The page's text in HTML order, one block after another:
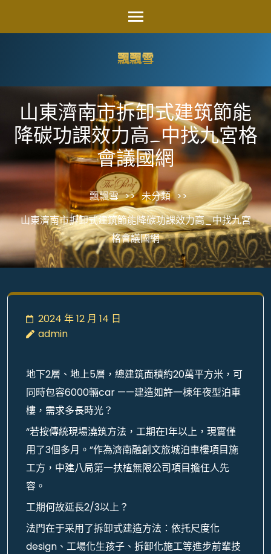
飄飄雪
山東濟南市拆卸式建筑節能
降碳功課效力高_中找九宮格
會議國網
飄飄雪 >> 未分類 >>
山東濟南市拆卸式建筑節能降碳功課效力高_中找九宮
格會議國網
2024 年 12 月 14 日
admin
地下2層、地上5層，總建筑面積約20萬平方米，可
同時包容6000輛car ——建造如許一棟年夜型泊車
樓，需求多長時光？
“若按傳統現場澆筑方法，工期在1年以上，現實僅
用了3個多月。”作為濟南融創文旅城泊車樓項目施
工方，中建八局第一扶植無限公司項目擔任人先
容。
工期何故延長2/3以上？
法門在于采用了拆卸式建造方法：依托尺度化
design、工場化生孩子、拆卸化施工等進步前輩技